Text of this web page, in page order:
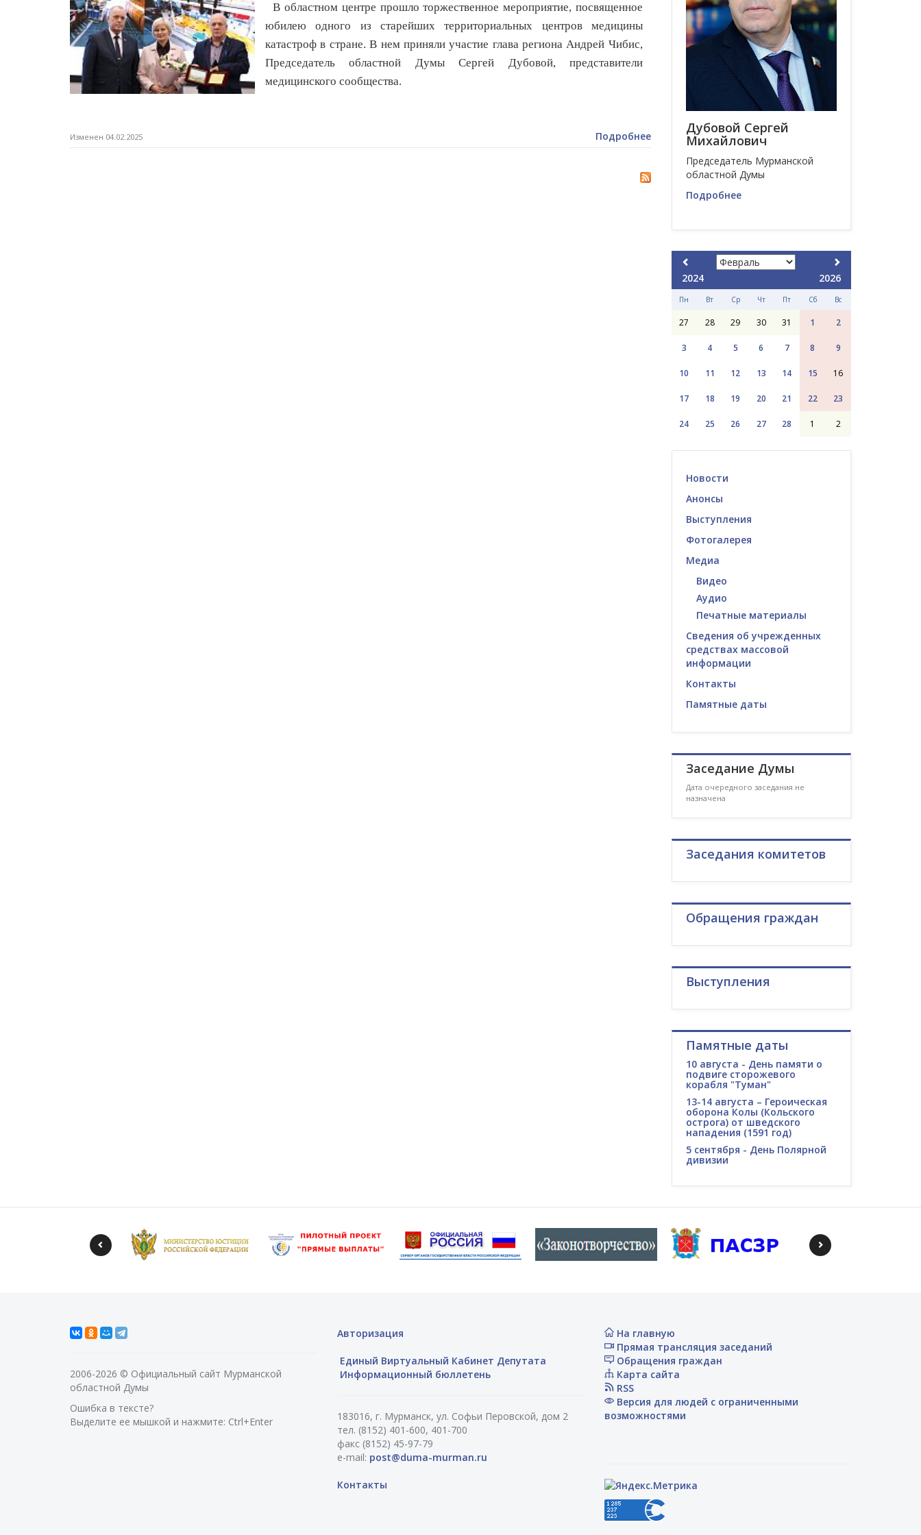
В областном центре прошло торжественное мероприятие, посвященное
юбилею одного из старейших территориальных центров медицины
катастроф в стране. В нем приняли участие глава региона Андрей Чибис,
Председатель областной Думы Сергей Дубовой, представители
медицинского сообщества.
Изменен 04.02.2025 Подробнее
Дубовой Сергей
Михайлович
Председатель Мурманской
областной Думы
Подробнее
2024 2026
Пн Вт Ср Чт Пт Сб Вс
27 28 29 30 31 1 2
3 4 5 6 7 8 9
10 11 12 13 14 15 16
17 18 19 20 21 22 23
24 25 26 27 28 1 2
Новости
Анонсы
Выступления
Фотогалерея
Медиа
Видео
Аудио
Печатные материалы
Сведения об учрежденных
средствах массовой
информации
Контакты
Памятные даты
Заседание Думы
Дата очередного заседания не
назначена
Заседания комитетов
Обращения граждан
Выступления
Памятные даты
10 августа - День памяти о
подвиге сторожевого
корабля "Туман"
13-14 августа – Героическая
оборона Колы (Кольского
острога) от шведского
нападения (1591 год)
5 сентября - День Полярной
дивизии
2006-2026 © Официальный сайт Мурманской
областной Думы
Ошибка в тексте?
Выделите ее мышкой и нажмите: Ctrl+Enter
Авторизация
Единый Виртуальный Кабинет Депутата
Информационный бюллетень
183016, г. Мурманск, ул. Софьи Перовской, дом 2
тел. (8152) 401-600, 401-700
факс (8152) 45-97-79
e-mail: post@duma-murman.ru
Контакты
На главную
Прямая трансляция заседаний
Обращения граждан
Карта сайта
RSS
Версия для людей с ограниченными
возможностями